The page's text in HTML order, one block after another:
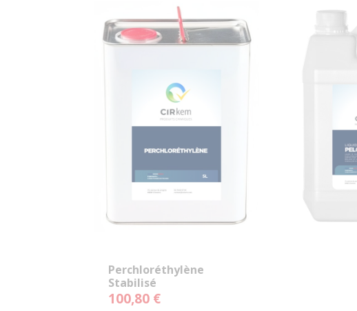
Perchloréthylène
Stabilisé
(Tétrachloroéthylène) -
100,80 €